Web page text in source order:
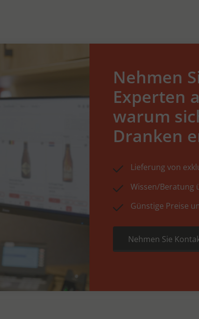
Nehmen
Experten
warum
Dranken
Lieferung von
Wissen/Beratung
Günstige Preise
Nehmen Sie